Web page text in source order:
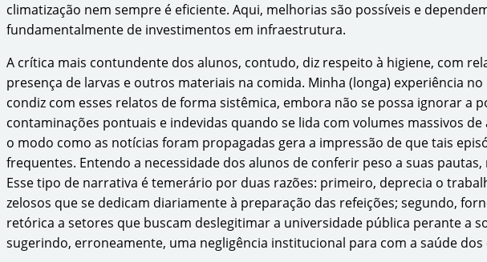
climatização nem sempre é eficiente. Aqui, melhorias são possíveis e
fundamentalmente de investimentos em infraestrutura.
A crítica mais contundente dos alunos, contudo, diz respeito à higiene, com
presença de larvas e outros materiais na comida. Minha (longa) experiência
condiz com esses relatos de forma sistêmica, embora não se possa ignorar a
contaminações pontuais e indevidas quando se lida com volumes massivos de
o modo como as notícias foram propagadas gera a impressão de que tais
frequentes. Entendo a necessidade dos alunos de conferir peso a suas pautas,
Esse tipo de narrativa é temerário por duas razões: primeiro, deprecia o
zelosos que se dedicam diariamente à preparação das refeições; segundo,
retórica a setores que buscam deslegitimar a universidade pública perante a
sugerindo, erroneamente, uma negligência institucional para com a saúde dos